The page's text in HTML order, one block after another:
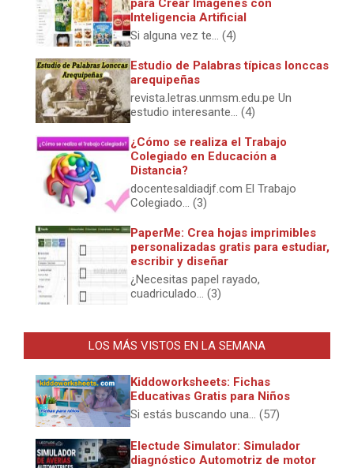
para Crear Imágenes con
Inteligencia Artificial
Si alguna vez te... (4)
Estudio de Palabras típicas lonccas
arequipeñas
revista.letras.unmsm.edu.pe Un
estudio interesante... (4)
¿Cómo se realiza el Trabajo
Colegiado en Educación a
Distancia?
docentesaldiadjf.com El Trabajo
Colegiado... (3)
PaperMe: Crea hojas imprimibles
personalizadas gratis para estudiar,
escribir y diseñar
¿Necesitas papel rayado,
cuadriculado... (3)
LOS MÁS VISTOS EN LA SEMANA
Kiddoworksheets: Fichas
Educativas Gratis para Niños
Si estás buscando una... (57)
Electude Simulator: Simulador
diagnóstico Automotriz de motor